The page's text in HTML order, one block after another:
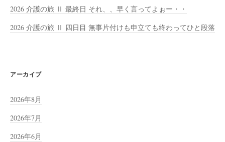
2026 介護の旅 Ⅱ 最終日 それ、、早く言ってよぉー・・
2026 介護の旅 Ⅱ 四日目 無事片付けも申立ても終わってひと段落
アーカイブ
2026年8月
2026年7月
2026年6月